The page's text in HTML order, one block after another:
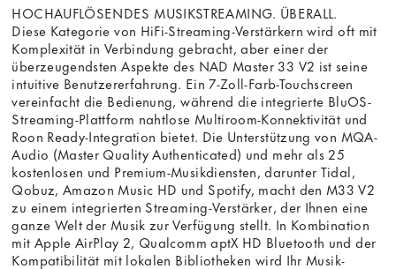
HOCHAUFLÖSENDES MUSIKSTREAMING. ÜBERALL.
Diese Kategorie von HiFi-Streaming-Verstärkern wird oft mit
Komplexität in Verbindung gebracht, aber einer der
überzeugendsten Aspekte des NAD Master 33 V2 ist seine
intuitive Benutzererfahrung. Ein 7-Zoll-Farb-Touchscreen
vereinfacht die Bedienung, während die integrierte BluOS-
Streaming-Plattform nahtlose Multiroom-Konnektivität und
Roon Ready-Integration bietet. Die Unterstützung von MQA-
Audio (Master Quality Authenticated) und mehr als 25
kostenlosen und Premium-Musikdiensten, darunter Tidal,
Qobuz, Amazon Music HD und Spotify, macht den M33 V2
zu einem integrierten Streaming-Verstärker, der Ihnen eine
ganze Welt der Musik zur Verfügung stellt. In Kombination
mit Apple AirPlay 2, Qualcomm aptX HD Bluetooth und der
Kompatibilität mit lokalen Bibliotheken wird Ihr Musik-